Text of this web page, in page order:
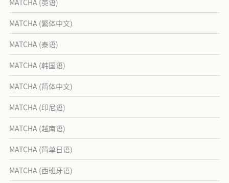
MATCHA (英语)
MATCHA (繁体中文)
MATCHA (泰语)
MATCHA (韩国语)
MATCHA (简体中文)
MATCHA (印尼语)
MATCHA (越南语)
MATCHA (简单日语)
MATCHA (西班牙语)